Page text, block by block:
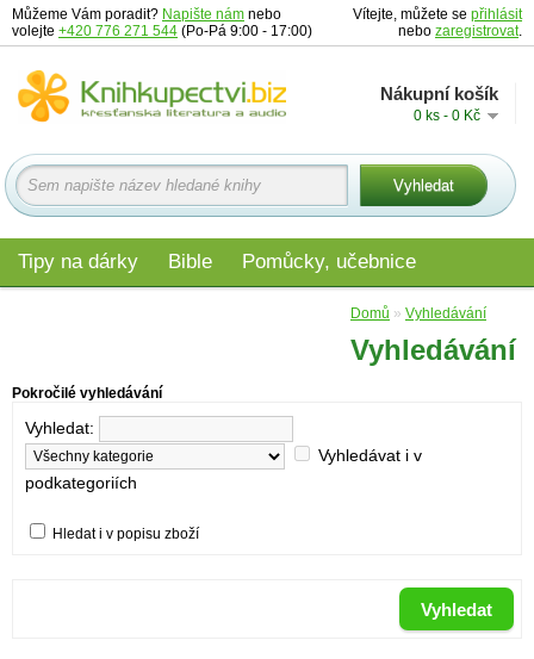
Můžeme Vám poradit? Napište nám nebo
volejte +420 776 271 544 (Po-Pá 9:00 - 17:00)
Vítejte, můžete se přihlásit
nebo zaregistrovat.
Nákupní košík
0 ks - 0 Kč
Tipy na dárky Bible Pomůcky, učebnice
Domů » Vyhledávání
Vyhledávání
Pokročilé vyhledávání
Vyhledat:
Vyhledávat i v
podkategoriích
Hledat i v popisu zboží